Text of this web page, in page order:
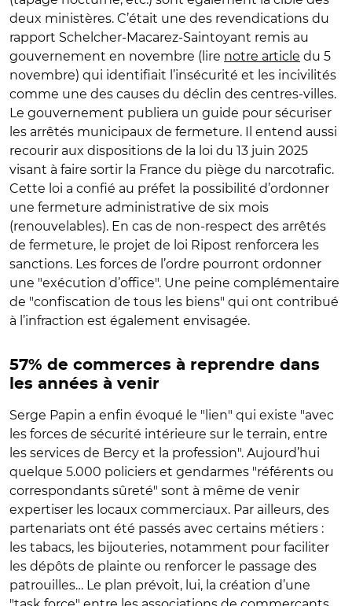
deux ministères. C’était une des revendications du
rapport Schelcher-Macarez-Saintoyant remis au
gouvernement en novembre (lire notre article du 5
novembre) qui identifiait l’insécurité et les incivilités
comme une des causes du déclin des centres-villes.
Le gouvernement publiera un guide pour sécuriser
les arrêtés municipaux de fermeture. Il entend aussi
recourir aux dispositions de la loi du 13 juin 2025
visant à faire sortir la France du piège du narcotrafic.
Cette loi a confié au préfet la possibilité d’ordonner
une fermeture administrative de six mois
(renouvelables). En cas de non-respect des arrêtés
de fermeture, le projet de loi Ripost renforcera les
sanctions. Les forces de l’ordre pourront ordonner
une "exécution d’office". Une peine complémentaire
de "confiscation de tous les biens" qui ont contribué
à l’infraction est également envisagée.
57% de commerces à reprendre dans
les années à venir
Serge Papin a enfin évoqué le "lien" qui existe "avec
les forces de sécurité intérieure sur le terrain, entre
les services de Bercy et la profession". Aujourd’hui
quelque 5.000 policiers et gendarmes "référents ou
correspondants sûreté" sont à même de venir
expertiser les locaux commerciaux. Par ailleurs, des
partenariats ont été passés avec certains métiers :
les tabacs, les bijouteries, notamment pour faciliter
les dépôts de plainte ou renforcer le passage des
patrouilles… Le plan prévoit, lui, la création d’une